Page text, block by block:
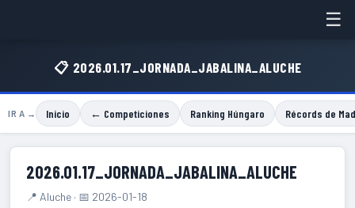
☰
📋 2026.01.17_JORNADA_JABALINA_ALUCHE
IR A → Inicio ← Competiciones Ranking Húngaro Récords de
2026.01.17_JORNADA_JABALINA_ALUCHE
📍 Aluche · 📅 2026-01-18